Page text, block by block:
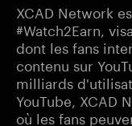
XCAD Network
#Watch2Earn,
dont les fans
contenu sur
milliards
YouTube, XCAD
où les fans